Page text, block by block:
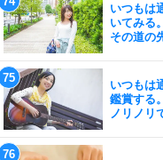
いつもは
いてみる。
その道の
いつもは
鑑賞する。
ノリノリ